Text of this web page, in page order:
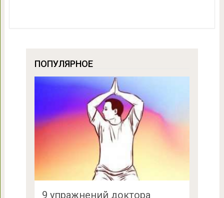
ПОПУЛЯРНОЕ
9 упражнений доктора